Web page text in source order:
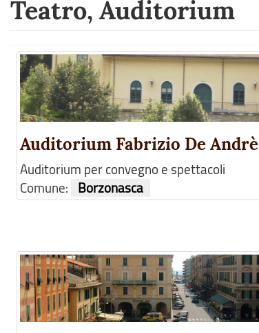
Teatro, Auditorium
Auditorium Fabrizio De Andrè
Auditorium per convegno e spettacoli
Comune:
Borzonasca